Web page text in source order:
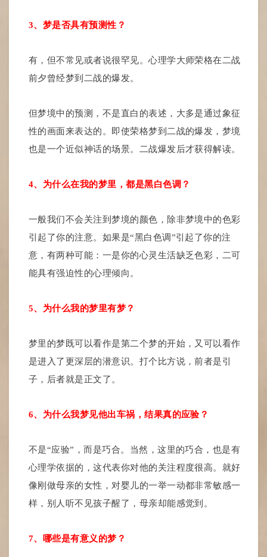
3、梦是否具有预测性？
有，但不常见或者说很罕见。心理学大师荣格在二战
前夕曾经梦到二战的爆发。
但梦境中的预测，不是直白的表述，大多是通过象征
性的画面来表达的。即使荣格梦到二战的爆发，梦境
也是一个近似神话的场景。二战爆发后才获得解读。
4、为什么在我的梦里，都是黑白色调？
一般我们不会关注到梦境的颜色，除非梦境中的色彩
引起了你的注意。如果是“黑白色调”引起了你的注
意，有两种可能：一是你的心灵生活缺乏色彩，二可
能具有强迫性的心理倾向。
5、为什么我的梦里有梦？
梦里的梦既可以看作是第二个梦的开始，又可以看作
是进入了更深层的潜意识。打个比方说，前者是引
子，后者就是正文了。
6、为什么我梦见他出车祸，结果真的应验？
不是“应验”，而是巧合。当然，这里的巧合，也是有
心理学依据的，这代表你对他的关注程度很高。就好
像刚做母亲的女性，对婴儿的一举一动都非常敏感一
样，别人听不见孩子醒了，母亲却能感觉到。
7、哪些是有意义的梦？